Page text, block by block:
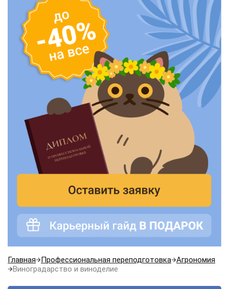
Главная Профессиональная переподготовка Агрономия
Виноградарство и виноделие